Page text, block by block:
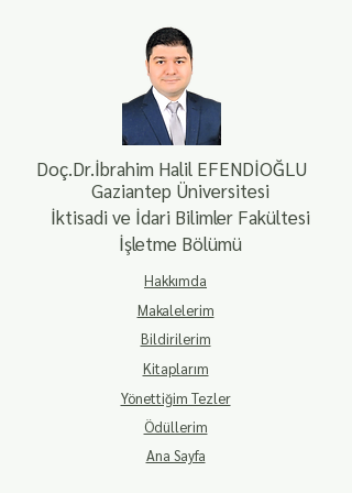
Doç.Dr.İbrahim Halil EFENDİOĞLU
Gaziantep Üniversitesi
İktisadi ve İdari Bilimler Fakültesi
İşletme Bölümü
Hakkımda
Makalelerim
Bildirilerim
Kitaplarım
Yönettiğim Tezler
Ödüllerim
Ana Sayfa